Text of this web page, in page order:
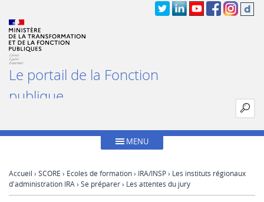
Le portail de la Fonction
publique
MENU
Accueil › SCORE › Ecoles de formation› IRA/INSP› Les instituts régionaux
d'administration IRA › Se préparer› Les attentes du jury